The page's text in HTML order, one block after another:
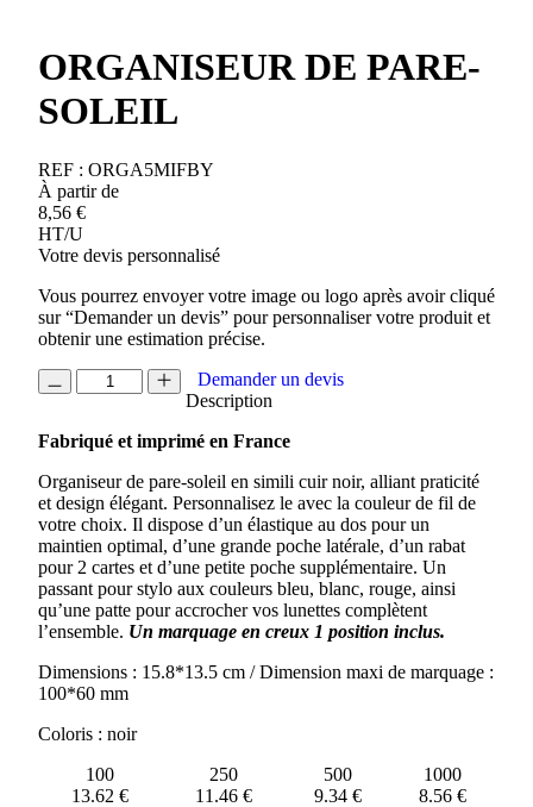
ORGANISEUR DE PARE-
SOLEIL
REF : ORGA5MIFBY
À partir de
8,56 €
HT/U
Votre devis personnalisé
Vous pourrez envoyer votre image ou logo après avoir cliqué
sur “Demander un devis” pour personnaliser votre produit et
obtenir une estimation précise.
quantité
de
DE
SOLEIL
Demander un devis
Description
Fabriqué et imprimé en France
Organiseur de pare-soleil en simili cuir noir, alliant praticité
et design élégant. Personnalisez le avec la couleur de fil de
votre choix. Il dispose d’un élastique au dos pour un
maintien optimal, d’une grande poche latérale, d’un rabat
pour 2 cartes et d’une petite poche supplémentaire. Un
passant pour stylo aux couleurs bleu, blanc, rouge, ainsi
qu’une patte pour accrocher vos lunettes complètent
l’ensemble. Un marquage en creux 1 position inclus.
Dimensions : 15.8*13.5 cm / Dimension maxi de marquage :
100*60 mm
Coloris : noir
100
250 500
1000
13.62 €
11.46 € 9.34 €
8.56 €